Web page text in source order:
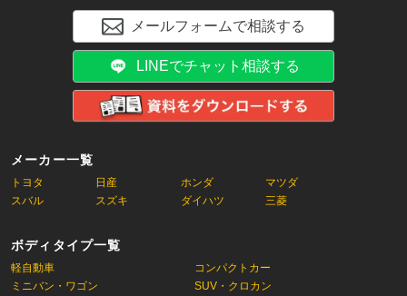
メーカー一覧
トヨタ 日産 ホンダ
マツダ
スバル
スズキ ダイハツ 三菱
ボディタイプ一覧
軽自動車
コンパクトカー
ミニバン・ワゴン
SUV・クロカン
メールフォームで相談する
LINEでチャット相談する